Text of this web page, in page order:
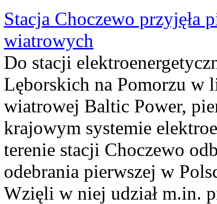
Stacja Choczewo przyjęła
wiatrowych
Do stacji
Lęborskich na Pomorzu w
wiatrowej Baltic Power,
krajowym systemie
terenie stacji Choczewo
odebrania pierwszej w
Wzięli w niej udział m.in.